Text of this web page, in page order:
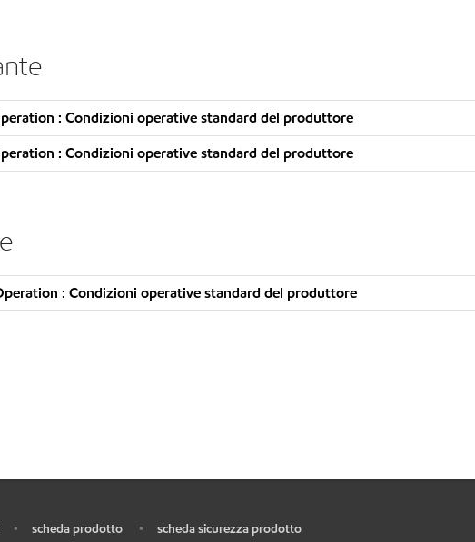
: Condizioni operative standard del produttore
: Condizioni operative standard del produttore
: Condizioni operative standard del produttore
• scheda prodotto • scheda sicurezza prodotto